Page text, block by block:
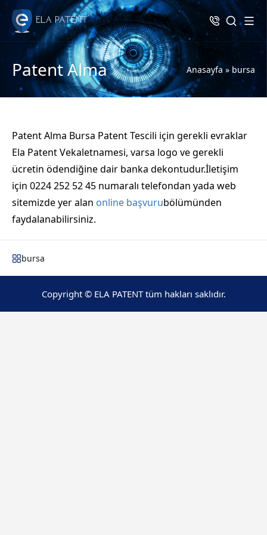
Patent Alma Anasayfa » bursa
Patent Alma Bursa Patent Tescili için gerekli evraklar
Ela Patent Vekaletnamesi, varsa logo ve gerekli
ücretin ödendiğine dair banka dekontudur.İletişim
için 0224 252 52 45 numaralı telefondan yada web
sitemizde yer alan online başvurubölümünden
faydalanabilirsiniz.
bursa
Copyright © ELA PATENT tüm hakları saklıdır.